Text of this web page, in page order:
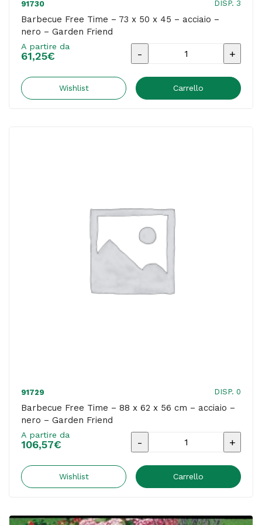
91730 DISP. 3
Barbecue Free Time – 73 x 50 x 45 – acciaio –
nero – Garden Friend
A partire da
61,25€
Barbecue
Time
-
acciaio
nero
Garden
Wishlist Carrello
91729 DISP. 0
Barbecue Free Time – 88 x 62 x 56 cm – acciaio –
nero – Garden Friend
A partire da
106,57€
Barbecue
Time
Wishlist Carrello